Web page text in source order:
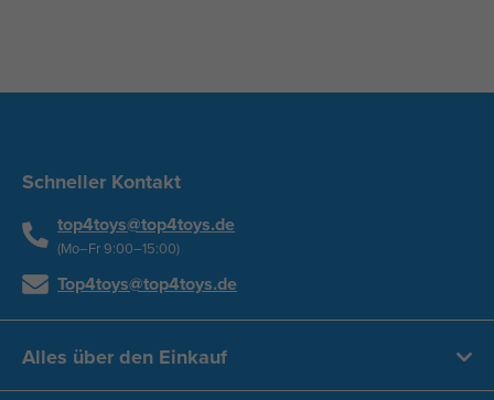
Schneller Kontakt
top4toys@top4toys.de
(Mo–Fr 9:00–15:00)
Top4toys@top4toys.de
Alles über den Einkauf